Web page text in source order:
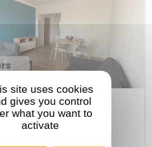
Location Appartement Brequigny
5
91 M2
site uses cookies
gives you control
what you want to
activate